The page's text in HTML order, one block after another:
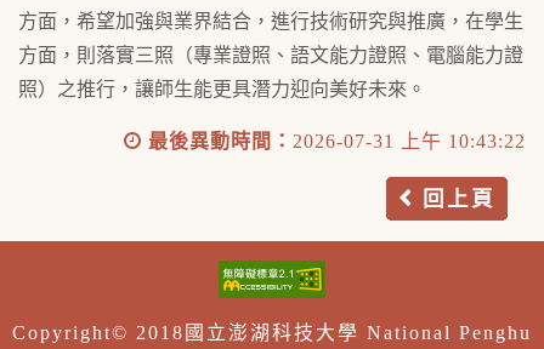
方面，希望加強與業界結合，進行技術研究與推廣，在學生
方面，則落實三照（專業證照、語文能力證照、電腦能力證
照）之推行，讓師生能更具潛力迎向美好未來。
最後異動時間： 2026-07-31 上午 10:43:22
回上頁
Copyright© 2018國立澎湖科技大學 National Penghu